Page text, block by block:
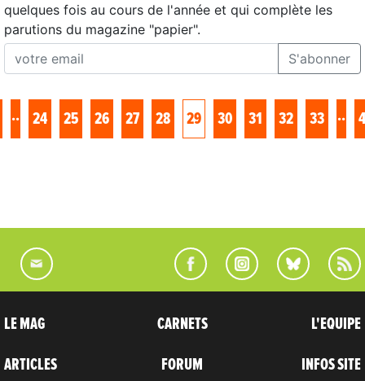
quelques fois au cours de l'année et qui complète les
parutions du magazine "papier".
S'abonner
.. 24 25 26 27 28 29 30 31 32 33 ..
LE MAG
ARTICLES
CARNETS
FORUM
L'EQUIPE
INFOS SITE